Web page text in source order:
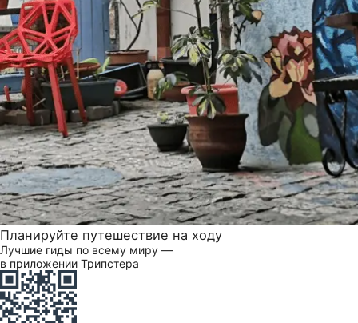
Планируйте путешествие на ходу
Лучшие гиды по всему миру —
в приложении Трипстера